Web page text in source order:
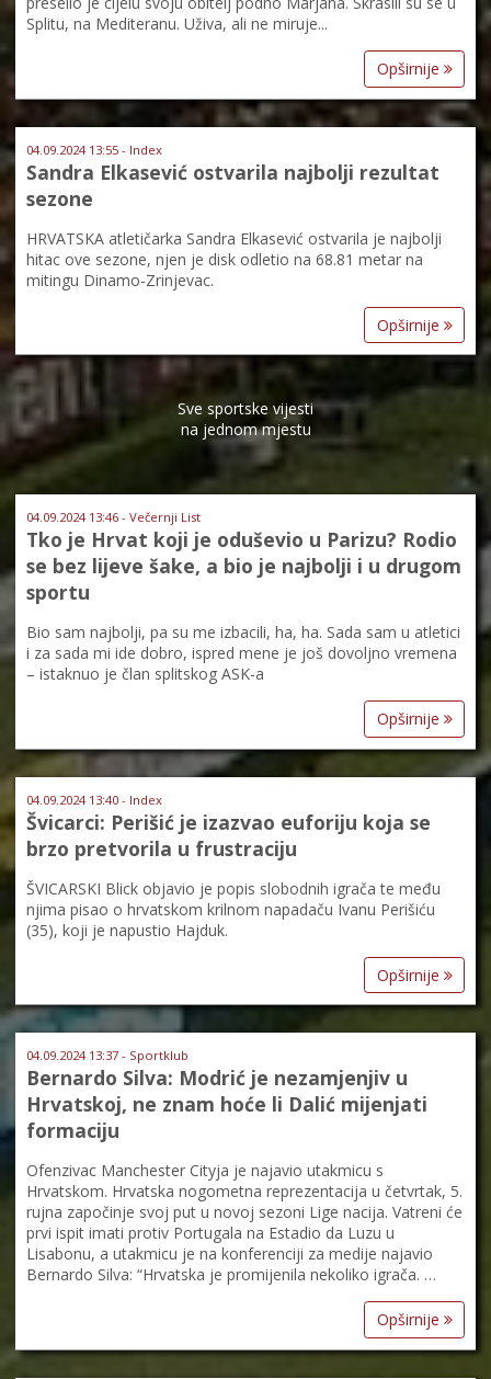
Splitu, na Mediteranu. Uživa, ali ne miruje...
Opširnije
04.09.2024 13:55 - Index
Sandra Elkasević ostvarila najbolji rezultat
sezone
HRVATSKA atletičarka Sandra Elkasević ostvarila je najbolji
hitac ove sezone, njen je disk odletio na 68.81 metar na
mitingu Dinamo-Zrinjevac.
Opširnije
Sve sportske vijesti
na jednom mjestu
04.09.2024 13:46 - Večernji List
Tko je Hrvat koji je oduševio u Parizu? Rodio
se bez lijeve šake, a bio je najbolji i u drugom
sportu
Bio sam najbolji, pa su me izbacili, ha, ha. Sada sam u atletici
i za sada mi ide dobro, ispred mene je još dovoljno vremena
– istaknuo je član splitskog ASK-a
Opširnije
04.09.2024 13:40 - Index
Švicarci: Perišić je izazvao euforiju koja se
brzo pretvorila u frustraciju
ŠVICARSKI Blick objavio je popis slobodnih igrača te među
njima pisao o hrvatskom krilnom napadaču Ivanu Perišiću
(35), koji je napustio Hajduk.
Opširnije
04.09.2024 13:37 - Sportklub
Bernardo Silva: Modrić je nezamjenjiv u
Hrvatskoj, ne znam hoće li Dalić mijenjati
formaciju
Ofenzivac Manchester Cityja je najavio utakmicu s
Hrvatskom. Hrvatska nogometna reprezentacija u četvrtak, 5.
rujna započinje svoj put u novoj sezoni Lige nacija. Vatreni će
prvi ispit imati protiv Portugala na Estadio da Luzu u
Lisabonu, a utakmicu je na konferenciji za medije najavio
Bernardo Silva: “Hrvatska je promijenila nekoliko igrača. …
Opširnije